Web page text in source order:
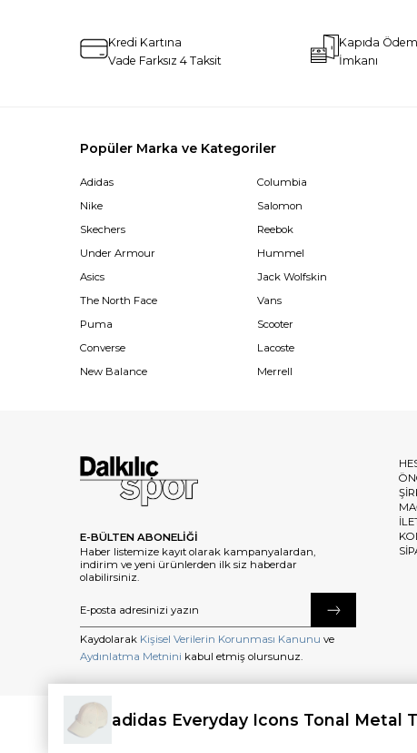
Kredi Kartına
Vade Farksız 4 Taksit
Kapıda
İmkanı
Popüler Marka ve Kategoriler
Adidas
Nike
Skechers
Under Armour
Asics
The North Face
Puma
Converse
New Balance
Columbia
Salomon
Reebok
Hummel
Jack Wolfskin
Vans
Scooter
Lacoste
Merrell
E-BÜLTEN ABONELİĞİ
Haber listemize kayıt olarak kampanyalardan,
indirim ve yeni ürünlerden ilk siz haberdar
olabilirsiniz.
Kaydolarak Kişisel Verilerin Korunması Kanunu ve
Aydınlatma Metnini kabul etmiş olursunuz.
©2025 dalkilicspor.com.tr. Tüm Hakları Saklıdır.
adidas Everyday Icons Tonal Metal